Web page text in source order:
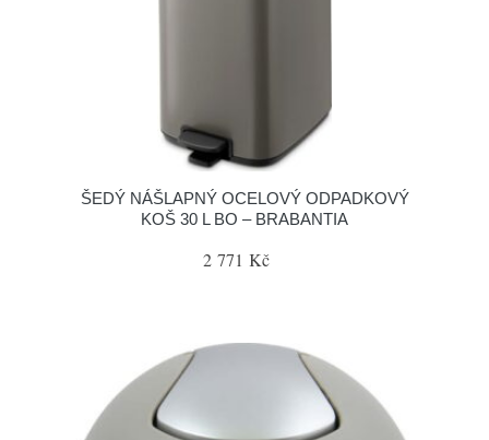
ŠEDÝ NÁŠLAPNÝ OCELOVÝ ODPADKOVÝ
KOŠ 30 L BO – BRABANTIA
2 771 Kč